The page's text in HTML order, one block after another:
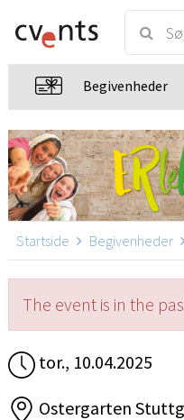
Begivenheder
Startside Begivenheder
The event is in the
tor., 10.04.2025
Ostergarten